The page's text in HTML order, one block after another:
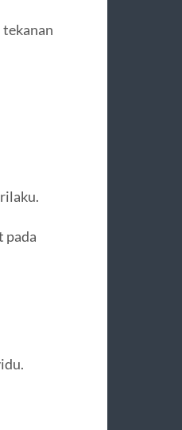
tekanan
pada